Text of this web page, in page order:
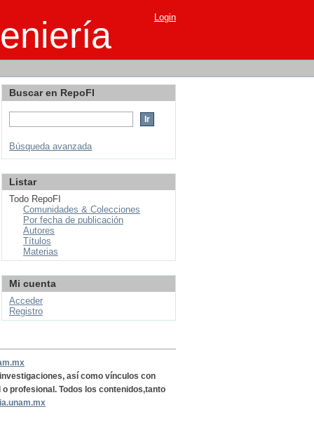
Login
Buscar en RepoFI
Búsqueda avanzada
Listar
Todo RepoFI
Comunidades & Colecciones
Por fecha de publicación
Autores
Títulos
Materias
Mi cuenta
Acceder
Registro
así como vínculos con
profesional. Todos los contenidos,tanto